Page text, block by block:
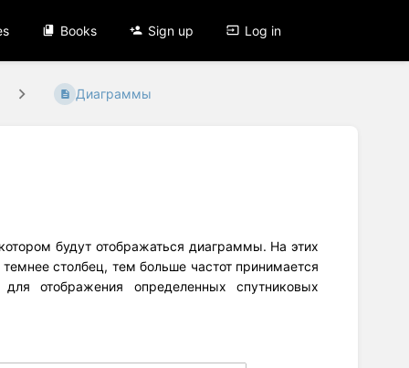
Books Sign up Log in
Диаграммы
будут отображаться диаграммы. На этих
столбец, тем больше частот принимается
отображения определенных спутниковых